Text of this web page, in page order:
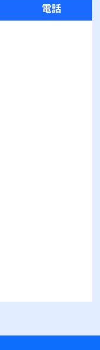
電話